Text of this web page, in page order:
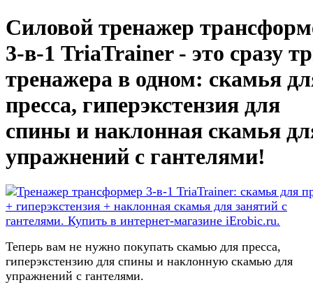
Силовой тренажер
3-в-1 TriaTrainer - это сразу
тренажера в одном: скамья
пресса, гиперэкстензия для
спины и наклонная скамья
упражнений с гантелями!
Теперь вам не нужно покупать скамью для пресса,
гиперэкстензию для спины и наклонную скамью для
упражнений с гантелями.